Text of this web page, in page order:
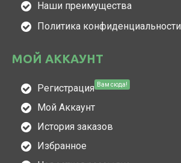
Наши преимущества
Политика конфиденциальности
МОЙ АККАУНТ
Регистрация Вам сюда!
Мой Аккаунт
История заказов
Избранное